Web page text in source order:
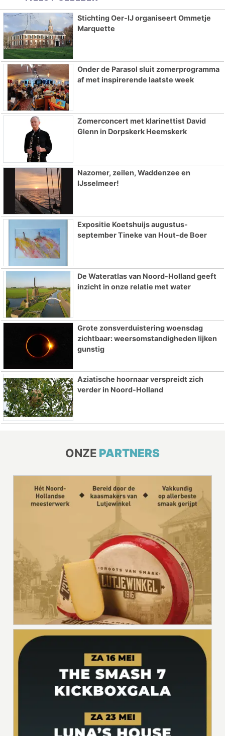
Stichting Oer-IJ organiseert Ommetje
Marquette
Onder de Parasol sluit zomerprogramma
af met inspirerende laatste week
Zomerconcert met klarinettist David
Glenn in Dorpskerk Heemskerk
Nazomer, zeilen, Waddenzee en
IJsselmeer!
Expositie Koetshuijs augustus-
september Tineke van Hout-de Boer
De Wateratlas van Noord-Holland geeft
inzicht in onze relatie met water
Grote zonsverduistering woensdag
zichtbaar: weersomstandigheden lijken
gunstig
Aziatische hoornaar verspreidt zich
verder in Noord-Holland
ONZE PARTNERS